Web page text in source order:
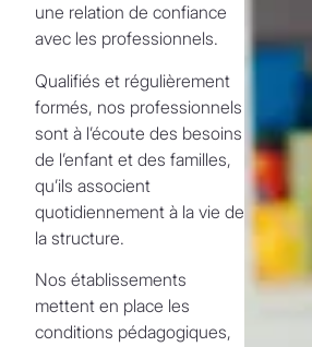
une relation de confiance
avec les professionnels.
Qualifiés et régulièrement
formés, nos professionnels
sont à l’écoute des besoins
de l’enfant et des familles,
qu’ils associent
quotidiennement à la vie de
la structure.
Nos établissements
mettent en place les
conditions pédagogiques,